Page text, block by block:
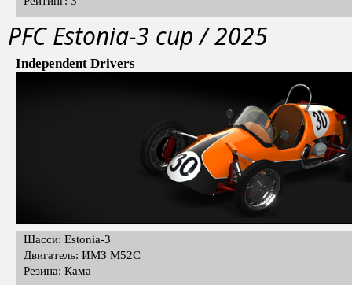
PFС Estonia-3 cup / 2025
Independent Drivers
Шасси: Estonia-3
Двигатель: ИМЗ М52С
Резина: Кама